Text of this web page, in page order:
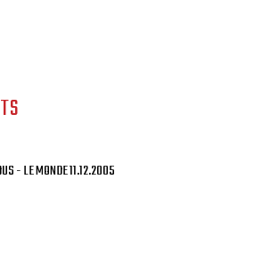
- LE MONDE 11.12.2005